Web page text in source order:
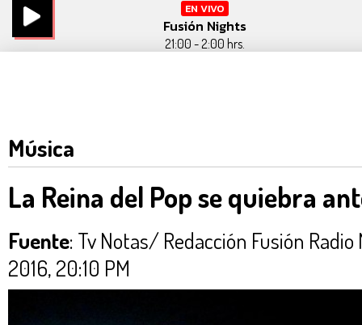
EN VIVO
Fusión Nights
21:00 - 2:00 hrs.
Música
La Reina del Pop se quiebra
Fuente: Tv Notas/ Redacción Fusión
2016, 20:10 PM